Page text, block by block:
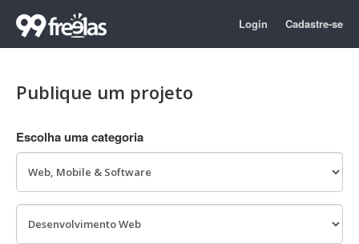
Login Cadastre-se
Publique um projeto
Escolha uma categoria